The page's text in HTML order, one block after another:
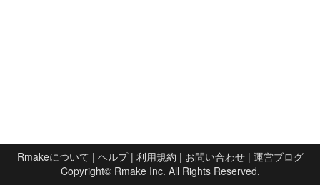
Rmakeについて | ヘルプ| 利用規約 | お問い合わせ| 運営ブログ
Copyright© Rmake Inc. All Rights Reserved.